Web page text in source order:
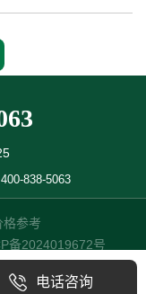
838-5063
格参考
备2024019672号
电话咨询